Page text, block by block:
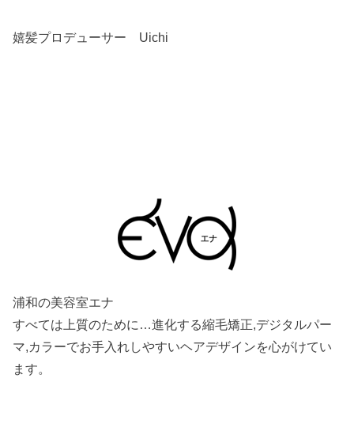
嬉髪プロデューサー Uichi
浦和の美容室エナ
すべては上質のために…進化する縮毛矯正,デジタルパー
マ,カラーでお手入れしやすいヘアデザインを心がけてい
ます。